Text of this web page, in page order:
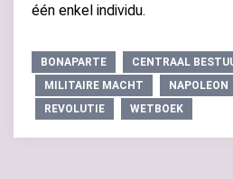
één enkel individu.
BONAPARTE CENTRAAL
MILITAIRE MACHT
NAPOLEON
REVOLUTIE
WETBOEK